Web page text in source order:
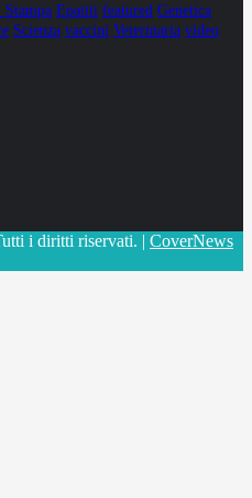
Stampa Epatiti featured Genetica
Scienza vaccini Veterinaria video
i diritti riservati. | CoverNews